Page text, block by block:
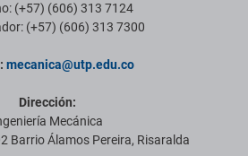
(+57) (606) 313 7124
(+57) (606) 313 7300
mecanica@utp.edu.co
Dirección:
Mecánica
Barrio Álamos Pereira, Risaralda